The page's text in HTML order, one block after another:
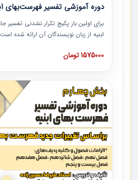
دوره آموزشی تفسیر فهرست‌بهای
برای اولین بار پکیج تکرار نشدنی تفسیر
ابنیه از زبان نویسندگان آن ارائه شده
ردیف ها و مطالب فهرست بها تفسیر و
دوره به صورت کامل تصویری بوده و به
دوره با کلام مهندس علیرضاحسین‌زاده
مشاور در امر بازنگری فهرست بها رشته
همکارانی که در حوزه صنعت ساخت در
توصیه می کنیم از مطالب این دوره
1575000 تومان